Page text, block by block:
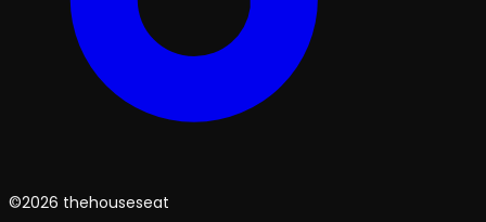
©2026 thehouseseat